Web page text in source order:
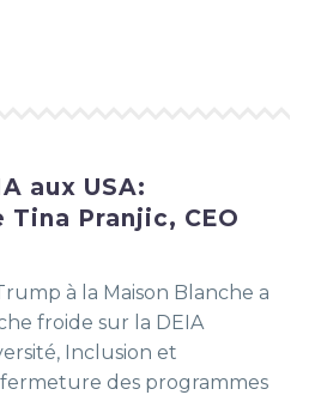
aux USA:
Pranjic, CEO
à la Maison Blanche a
froide sur la DEIA
Inclusion et
fermeture des programmes